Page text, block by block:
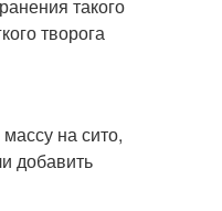
такого
творога
на сито,
добавить